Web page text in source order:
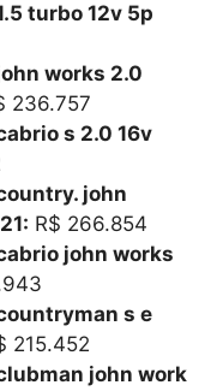
turbo 12v 5p
works 2.0
236.757
s 2.0 16v
john
R$ 266.854
john works
s e
215.452
john work